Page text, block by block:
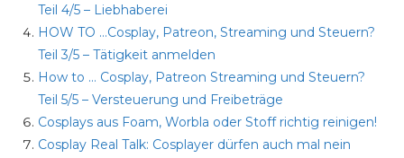
Teil 4/5 – Liebhaberei
HOW TO …Cosplay, Patreon, Streaming und Steuern?
Teil 3/5 – Tätigkeit anmelden
How to … Cosplay, Patreon Streaming und Steuern?
Teil 5/5 – Versteuerung und Freibeträge
Cosplays aus Foam, Worbla oder Stoff richtig reinigen!
Cosplay Real Talk: Cosplayer dürfen auch mal nein